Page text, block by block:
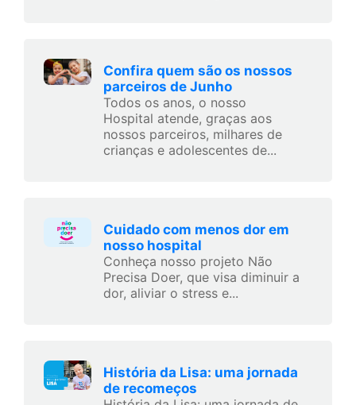
Confira quem são os nossos
parceiros de Junho
Todos os anos, o nosso
Hospital atende, graças aos
nossos parceiros, milhares de
crianças e adolescentes de...
Cuidado com menos dor em
nosso hospital
Conheça nosso projeto Não
Precisa Doer, que visa diminuir a
dor, aliviar o stress e...
História da Lisa: uma jornada
de recomeços